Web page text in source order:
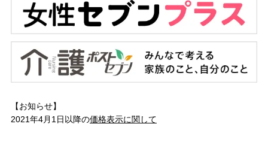
【お知らせ】
2021年4月1日以降の価格表示に関して